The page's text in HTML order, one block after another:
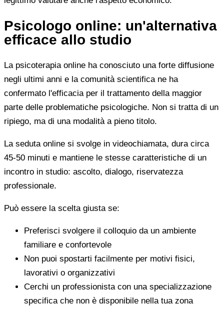
Psicologo online: un'alternativa
efficace allo studio
La psicoterapia online ha conosciuto una forte diffusione
negli ultimi anni e la comunità scientifica ne ha
confermato l'efficacia per il trattamento della maggior
parte delle problematiche psicologiche. Non si tratta di un
ripiego, ma di una modalità a pieno titolo.
La seduta online si svolge in videochiamata, dura circa
45-50 minuti e mantiene le stesse caratteristiche di un
incontro in studio: ascolto, dialogo, riservatezza
professionale.
Può essere la scelta giusta se:
Preferisci svolgere il colloquio da un ambiente
familiare e confortevole
Non puoi spostarti facilmente per motivi fisici,
lavorativi o organizzativi
Cerchi un professionista con una specializzazione
specifica che non è disponibile nella tua zona